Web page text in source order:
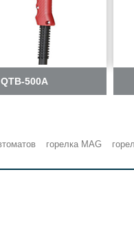
QTB-500A
горелка MAG